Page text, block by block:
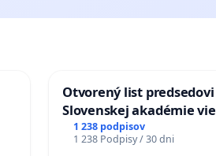
Otvorený list predsedovi
Slovenskej akadémie
mať Vízia Slovenska
chrbticu?
1 238 podpisov
1 238 Podpisy / 30 dni